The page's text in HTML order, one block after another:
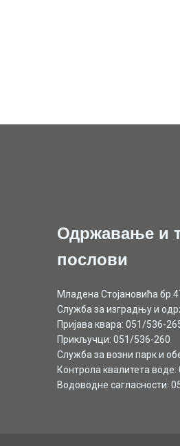
Одржавање и
послови
Младена Стојановића
Служба за изградњу и
Пријава квара: 051/536-
Прикључци: 051/536-260
Служба за возни парк и
Контрола квалитета воде:
Водоводне сагласности: